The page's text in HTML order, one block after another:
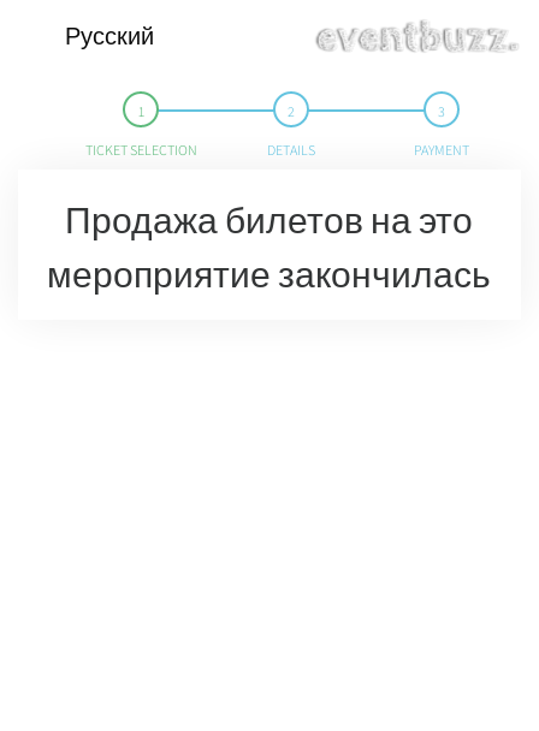
Русский
TICKET SELECTION DETAILS PAYMENT
Продажа билетов на это
мероприятие закончилась